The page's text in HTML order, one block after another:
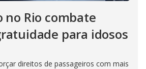
no Rio combate
para idosos
direitos de passageiros com mais